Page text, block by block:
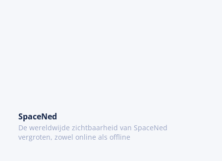
SpaceNed
De wereldwijde zichtbaarheid van SpaceNed
vergroten, zowel online als offline